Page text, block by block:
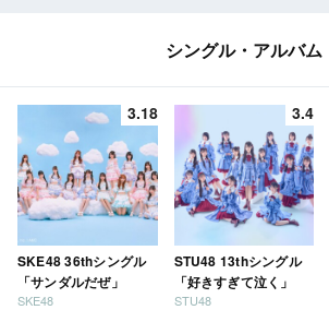
シングル・アルバム
3.18
SKE48 36thシングル
「サンダルだぜ」
SKE48
3.4
STU48 13thシングル
「好きすぎて泣く」
STU48